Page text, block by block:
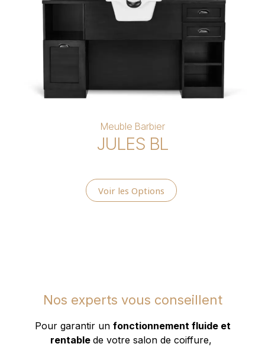
Meuble Barbier
JULES BL
Voir les Options
Nos experts vous conseillent
Pour garantir un fonctionnement fluide et
rentable de votre salon de coiffure,